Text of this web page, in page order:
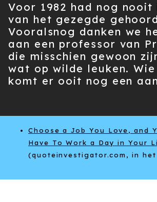
Voor 1982 had nog nooit
van het gezegde
Vooralsnog danken we
aan een professor van
die misschien gewoon
wat op wilde leuken.
komt er ooit nog een
Choose a Job You Love, and
Have To Work a Day in Your
(quoteinvestigator.com, in het